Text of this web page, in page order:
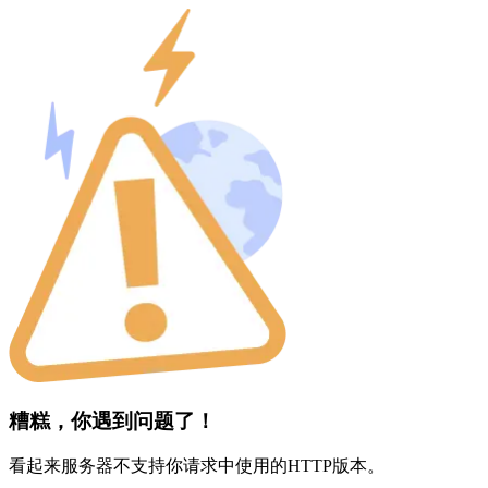
糟糕，你遇到问题了！
看起来服务器不支持你请求中使用的HTTP版本。